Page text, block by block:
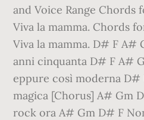
and Voice Range Chords
Viva la mamma. Chords
Viva la mamma. D# F A#
anni cinquanta D# F A#
eppure così moderna
magica [Chorus] A# Gm
rock ora A# Gm D# F